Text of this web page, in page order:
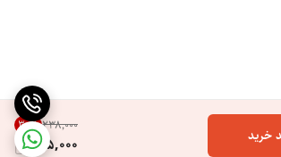
۲۳۸٬۰۰۰ 30%
165,000 خرید